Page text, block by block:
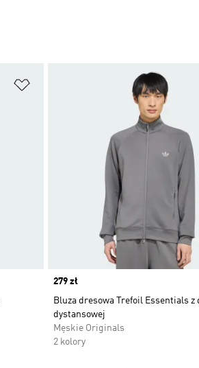
Price
279 zł
Bluza dresowa Trefoil Essentials z
dystansowej
Męskie Originals
2 kolory